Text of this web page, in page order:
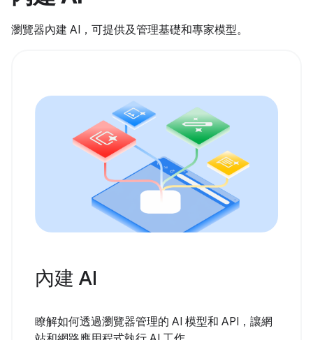
瀏覽器內建 AI，可提供及管理基礎和專家模型。
內建 AI
瞭解如何透過瀏覽器管理的 AI 模型和 API，讓網